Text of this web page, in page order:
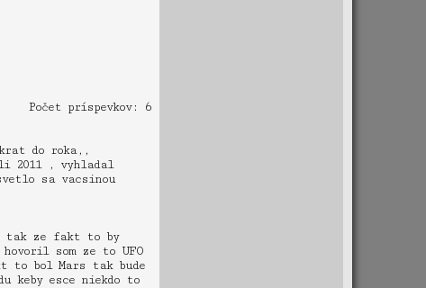
Počet príspevkov: 6
do roka,,
2011 , vyhladal
sa vacsinou
tak ze fakt to by
som ze to UFO
to bol Mars tak bude
keby esce niekdo to